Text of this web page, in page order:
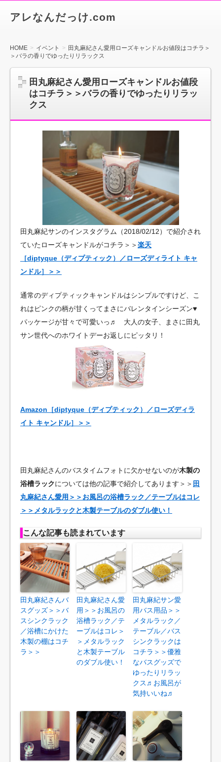
アレなんだっけ.com
HOME イベント
田丸麻紀さん愛用ローズキャンドルお値段はコチラ＞
＞バラの香りでゆったりリラックス
田丸麻紀さん愛用ローズキャンドルお値段
はコチラ＞＞バラの香りでゆったりリラッ
クス
田丸麻紀サンのインスタグラム（2018/02/12）で紹介され
ていたローズキャンドルがコチラ＞＞楽天
［diptyque（ディプティック）／ローズディライト キャ
ンドル］＞＞
通常のディプティックキャンドルはシンプルですけど、こ
れはピンクの柄が甘くってまさにバレンタインシーズン♥︎
パッケージが甘々で可愛いっ♬ 大人の女子、まさに田丸
サン世代へのホワイトデーお返しにピッタリ！
Amazon［diptyque（ディプティック）／ローズディラ
イト キャンドル］＞＞
田丸麻紀さんのバスタイムフォトに欠かせないのが木製の
浴槽ラックについては他の記事で紹介してあります＞＞ 田
丸麻紀さん愛用＞＞お風呂の浴槽ラック／テーブルはコレ
＞＞メタルラックと木製テーブルのダブル使い！
こんな記事も読まれています
田丸麻紀さんバ
スグッズ＞＞バ
スシンクラック
／浴槽にかけた
木製の棚はコチ
ラ＞＞
田丸麻紀さん愛
用＞＞お風呂の
浴槽ラック／テ
ーブルはコレ＞
＞メタルラック
と木製テーブル
のダブル使い！
田丸麻紀サン愛
用バス用品＞＞
メタルラック／
テーブル／バス
シンクラックは
コチラ＞＞優雅
なバスグッズで
ゆったりリラッ
クス♬お風呂が
気持いいね♬